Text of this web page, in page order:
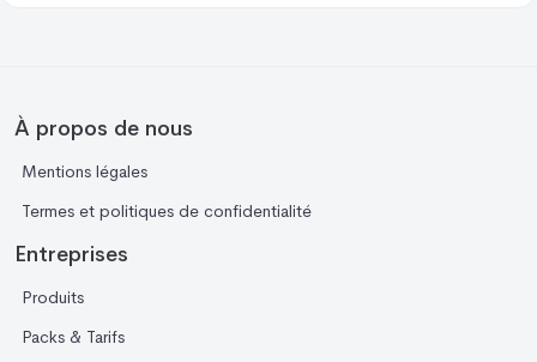
À propos de nous
Mentions légales
Termes et politiques de confidentialité
Entreprises
Produits
Packs & Tarifs